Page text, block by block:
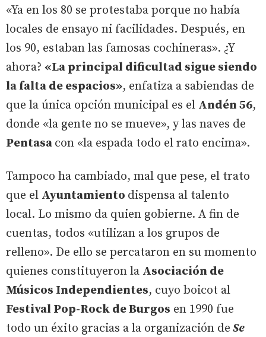
«Ya en los 80 se protestaba porque no había
locales de ensayo ni facilidades. Después, en
los 90, estaban las famosas cochineras». ¿Y
ahora? «La principal dificultad sigue siendo
la falta de espacios», enfatiza a sabiendas de
que la única opción municipal es el Andén 56,
donde «la gente no se mueve», y las naves de
Pentasa con «la espada todo el rato encima».
Tampoco ha cambiado, mal que pese, el trato
que el Ayuntamiento dispensa al talento
local. Lo mismo da quien gobierne. A fin de
cuentas, todos «utilizan a los grupos de
relleno». De ello se percataron en su momento
quienes constituyeron la Asociación de
Músicos Independientes, cuyo boicot al
Festival Pop-Rock de Burgos en 1990 fue
todo un éxito gracias a la organización de Se